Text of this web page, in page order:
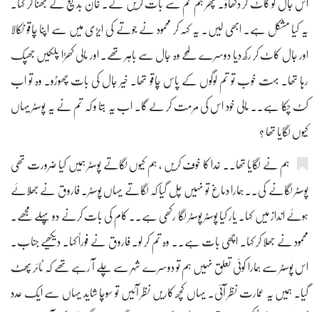
اس جال کو کاٹ کر دکھاؤ۔ پھر ہم تم سے بات کریں گے۔ خان بدیع نے بھنا کر کہا۔
یہ کیا مشکل ہے۔ ابھی لیں۔ یہ کہہ کر محمود نے جوتے کی ایڑی میں سے اپنا چاقو نکالا
اور جال کاٹ کر رکھ دیا دوسرے لمحے وہ جال سے باہر تھے۔ اور مالی کھڑا پلکیں جھپک
رہا تھا۔ بہت خوب تو تم لوگوں کے پاس چاقو تھا۔ خیر جال کی بات چھوڑو۔ وہ تو اب
کٹ چکا ہے۔۔ مالی خود اس کی مرمت کر لے گا۔ اب یہ بتا و کہ تم نے یہ پوسٹر یہاں
کیوں لگایا تھا ؟
ہم نے لگایا تھا۔۔ خدا کا خوف کریں ، ہم کیوں لگاتے پوسٹر ہمیں کیا ضرورت تھی
پوسٹر لگانے کی۔۔ ہمارا دماغ تو نہیں چل گیا کہ لگاتے یہاں پوسٹر۔ فاروق نے جھلائے
ہوئے انداز میں کہا۔ یار کیا پوسٹر پوسٹر لگا رکھی ہے۔۔ کام کی بات کرنے دو پہلے مجھے۔
محمود نے جھلا کر کہا۔ اچھی بات ہے۔۔ وہ تم کر لو۔ فاروق نے فوراً کہا۔ دیکھیے جناب۔
اس پوسٹر سے ہمارا کوئی تعلق نہیں ہم تو دوسرے شہر سے چلے آ رہے تھے کہ ٹائر پھٹ
گیا۔ ہمیں یہ عمارت نظر آئی۔ یہاں کچھ کاریں نظر آئیں تو سوچا شاید یہاں سے ایک عدد